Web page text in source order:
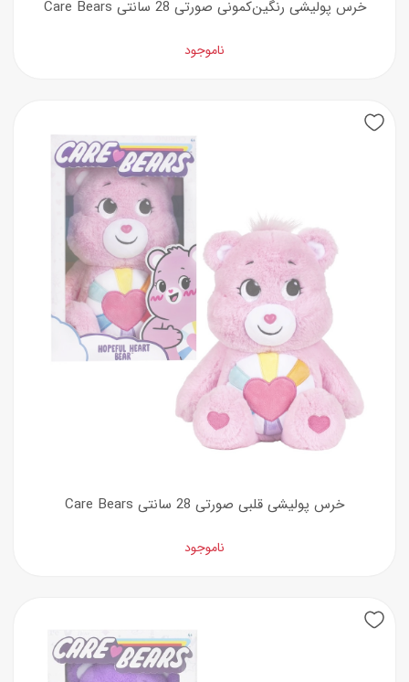
خرس پولیشی رنگین‌کمونی صورتی 28 سانتی Care Bears
ناموجود
خرس پولیشی قلبی صورتی 28 سانتی Care Bears
ناموجود